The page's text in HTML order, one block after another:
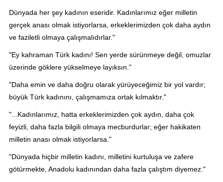
Dünyada her şey kadının eseridir. Kadınlarımız eğer milletin
gerçek anası olmak istiyorlarsa, erkeklerimizden çok daha aydın
ve faziletli olmaya çalışmalıdırlar."
"Ey kahraman Türk kadını! Sen yerde sürünmeye değil, omuzlar
üzerinde göklere yükselmeye layıksın."
"Daha emin ve daha doğru olarak yürüyeceğimiz bir yol vardır;
büyük Türk kadınını, çalışmamıza ortak kılmaktır."
"...Kadınlarımız, hatta erkeklerimizden çok aydın, daha çok
feyizli, daha fazla bilgili olmaya mecburdurlar; eğer hakikaten
milletin anası olmak istiyorlarsa."
"Dünyada hiçbir milletin kadını, milletini kurtuluşa ve zafere
götürmekte, Anadolu kadınından daha fazla çalıştım diyemez."